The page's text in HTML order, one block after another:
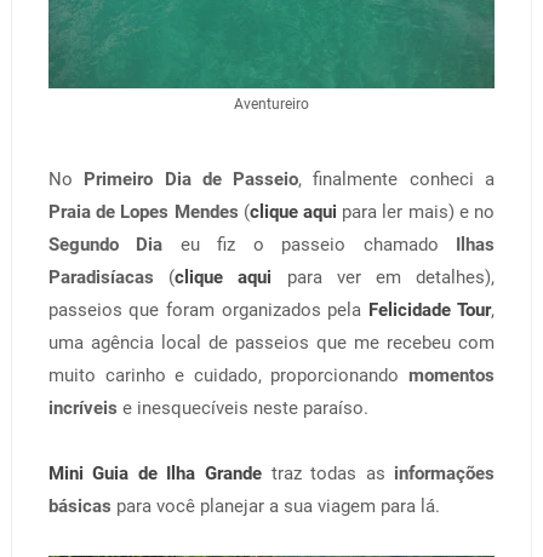
Aventureiro
No Primeiro Dia de Passeio, finalmente conheci a
Praia de Lopes Mendes (clique aqui para ler mais) e no
Segundo Dia eu fiz o passeio chamado Ilhas
Paradisíacas (clique aqui para ver em detalhes),
passeios que foram organizados pela Felicidade Tour,
uma agência local de passeios que me recebeu com
muito carinho e cuidado, proporcionandomomentos
incríveis e inesquecíveis neste paraíso.
Mini Guia de Ilha Grande traz todas as informações
básicas para você planejar a sua viagem para lá.